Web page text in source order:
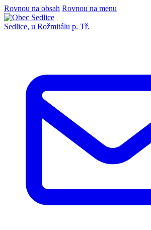
Rovnou na obsah Rovnou na menu
Sedlice, u Rožmitálu p. Tř.